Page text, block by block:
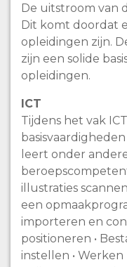
De uitstroom van
Dit komt doordat
opleidingen zijn.
zijn een solide
opleidingen.
ICT
Tijdens het vak
leert onder
illustraties
een
importeren en
positioneren •
instellen •